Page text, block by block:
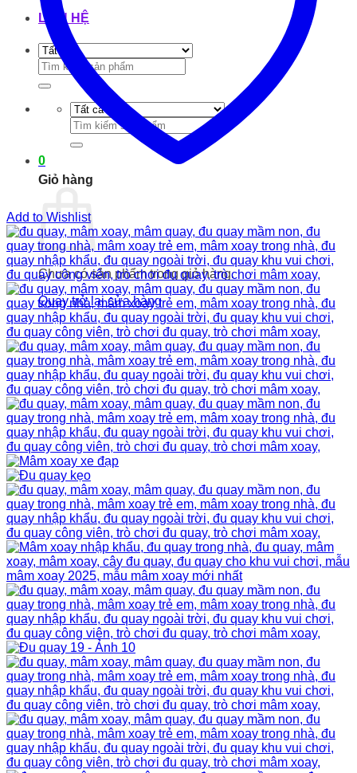
LIÊN HỆ
Tìm
kiếm:
Tìm
kiếm:
0
Giỏ hàng
Chưa có sản phẩm trong giỏ hàng.
Quay trở lại cửa hàng
Add to Wishlist